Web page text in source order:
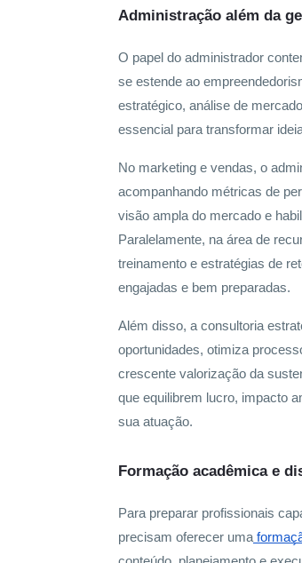
Administração além da
O papel do administrador
se estende ao
estratégico, análise de
essencial para transformar
No marketing e vendas, o
acompanhando métricas de
visão ampla do mercado e
Paralelamente, na área de
treinamento e estratégias de
engajadas e bem preparadas.
Além disso, a consultoria
oportunidades, otimiza
crescente valorização da
que equilibrem lucro, impacto
sua atuação.
Formação acadêmica e
Para preparar profissionais
precisam oferecer uma